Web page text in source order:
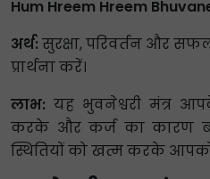
Hum Hreem Hreem
अर्थ: सुरक्षा, परिवर्तन और
प्रार्थना करें।
लाभ: यह भुवनेश्वरी मंत्र
करके और कर्ज का कारण
स्थितियों को खत्म करके